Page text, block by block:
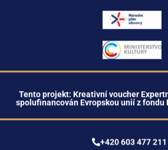
Syndrom vyhoření: Jak
jak mu předcházet
Zastáváte post s vysokými nároky
kontaktu s lidmi? Věnujete práci